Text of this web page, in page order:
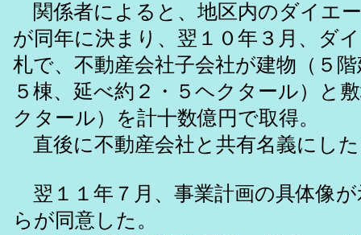
関係者によると、地区内のダイエ
が同年に決まり、翌１０年３月、ダ
札で、不動産会社子会社が建物（５
５棟、延べ約２・５ヘクタール）と
クタール）を計十数億円で取得。
直後に不動産会社と共有名義にし
翌１１年７月、事業計画の具体像
らが同意した。